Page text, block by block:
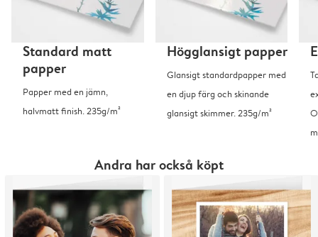
Standard matt
papper
Papper med en jämn,
halvmatt finish. 235g/m²
Högglansigt papper
Glansigt standardpapper med
en djup färg och skinande
glansigt skimmer. 235g/m²
Andra har också köpt